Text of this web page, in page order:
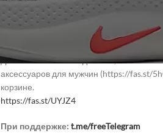
можно купить технику с максимальной
https://fas.st/bd3Y4
?YOOX
Дополнительная скидка 15%, 20% и
аксессуаров для мужчин (https://fas.st/
корзине.
https://fas.st/UYJZ4
При поддержке:t.me/freeTelegram